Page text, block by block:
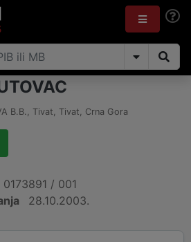
B.B., Tivat, Tivat, Crna Gora
0173891 / 001
28.10.2003.